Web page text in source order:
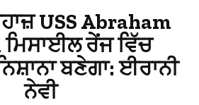
USS Abraham
ਰੇਂਜ ਵਿੱਚ
ਬਣੇਗਾ: ਈਰਾਨੀ
ਨੇਵੀ